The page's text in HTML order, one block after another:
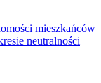
mieszkańców
neutralności